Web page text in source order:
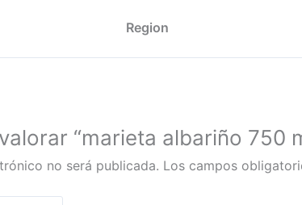
Region
“marieta albariño 750
no será publicada. Los campos